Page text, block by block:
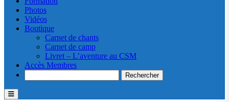
Photos
Vidéos
Boutique
Carnet de chants
Carnet de camp
Livret – L’aventure au CSM
Accès Membres